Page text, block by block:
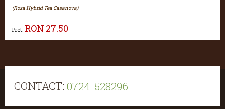
(Rosa Hybrid Tea Casanova)
Pret: RON 27.50
CONTACT: 0724-528296